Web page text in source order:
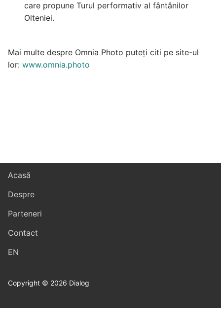
care propune Turul performativ al fântânilor
Olteniei.
Mai multe despre Omnia Photo puteți citi pe site-ul
lor: www.omnia.photo
Acasă
Despre
Parteneri
Contact
EN
Copyright © 2026 Dialog